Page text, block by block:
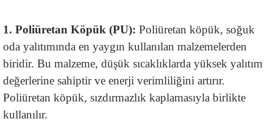
1. Poliüretan Köpük (PU): Poliüretan köpük, soğuk
oda yalıtımında en yaygın kullanılan malzemelerden
biridir. Bu malzeme, düşük sıcaklıklarda yüksek yalıtım
değerlerine sahiptir ve enerji verimliliğini artırır.
Poliüretan köpük, sızdırmazlık kaplamasıyla birlikte
kullanılır.